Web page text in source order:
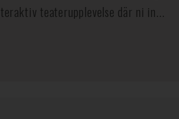
teaterupplevelse där ni in...